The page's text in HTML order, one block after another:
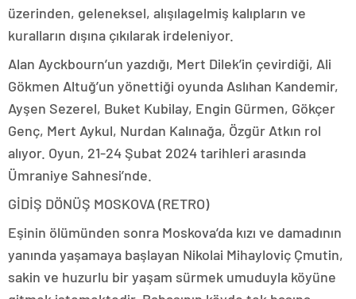
üzerinden, geleneksel, alışılagelmiş kalıpların ve
kuralların dışına çıkılarak irdeleniyor.
Alan Ayckbourn’un yazdığı, Mert Dilek’in çevirdiği, Ali
Gökmen Altuğ’un yönettiği oyunda Aslıhan Kandemir,
Ayşen Sezerel, Buket Kubilay, Engin Gürmen, Gökçer
Genç, Mert Aykul, Nurdan Kalınağa, Özgür Atkın rol
alıyor. Oyun, 21-24 Şubat 2024 tarihleri arasında
Ümraniye Sahnesi’nde.
GİDİŞ DÖNÜŞ MOSKOVA (RETRO)
Eşinin ölümünden sonra Moskova’da kızı ve damadının
yanında yaşamaya başlayan Nikolai Mihayloviç Çmutin,
sakin ve huzurlu bir yaşam sürmek umuduyla köyüne